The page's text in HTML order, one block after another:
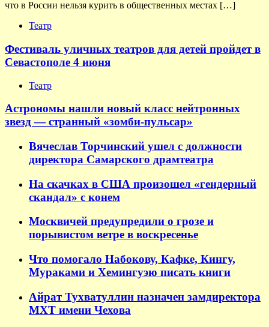
что в России нельзя курить в общественных местах […]
Театр
Фестиваль уличных театров для детей пройдет в
Севастополе 4 июня
Театр
Астрономы нашли новый класс нейтронных
звезд — странный «зомби-пульсар»
Вячеслав Торчинский ушел с должности
директора Самарского драмтеатра
На скачках в США произошел «гендерный
скандал» с конем
Москвичей предупредили о грозе и
порывистом ветре в воскресенье
Что помогало Набокову, Кафке, Кингу,
Мураками и Хемингуэю писать книги
Айрат Тухватуллин назначен замдиректора
МХТ имени Чехова